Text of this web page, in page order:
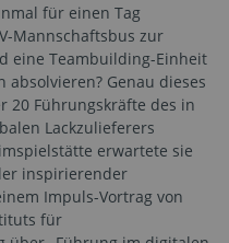
für einen Tag
Mannschaftsbus zur
eine Teambuilding-Einheit
Genau dieses
20 Führungskräfte des in
Lackzulieferers
erwartete sie
inspirierender
Impuls-Vortrag von
für